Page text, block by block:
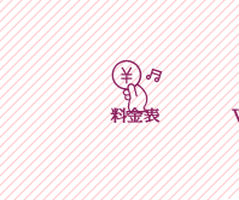
料金表